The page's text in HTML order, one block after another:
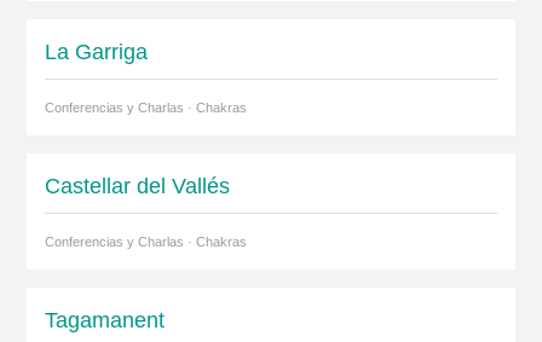
La Garriga
Conferencias y Charlas · Chakras
Castellar del Vallés
Conferencias y Charlas · Chakras
Tagamanent